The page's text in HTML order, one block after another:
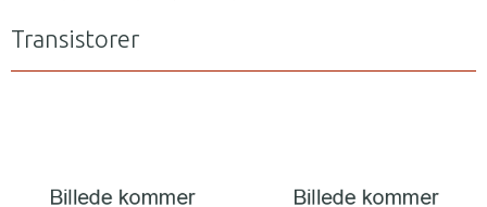
Transistorer